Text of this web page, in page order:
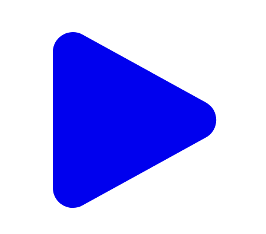
बहोरीबंद: ऑपरेशन शिकंजा: बाकल पुलिस की बड़ी कार्रवाई, 350